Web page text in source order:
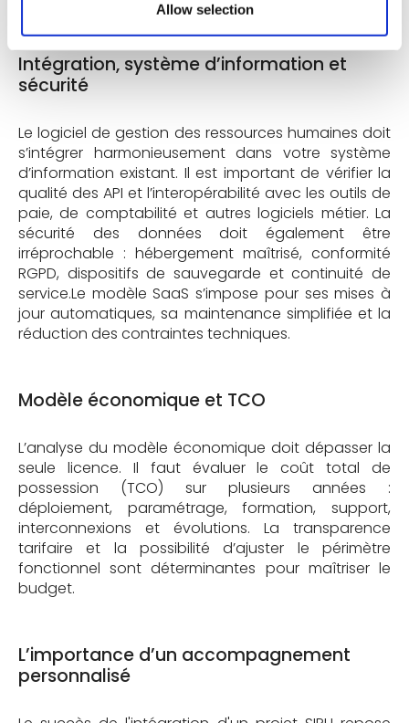
Allow selection
Intégration, système d’information et
sécurité
Le logiciel de gestion des ressources humaines doit
s’intégrer harmonieusement dans votre système
d’information existant. Il est important de vérifier la
qualité des API et l’interopérabilité avec les outils de
paie, de comptabilité et autres logiciels métier. La
sécurité des données doit également être
irréprochable : hébergement maîtrisé, conformité
RGPD, dispositifs de sauvegarde et continuité de
service.Le modèle SaaS s’impose pour ses mises à
jour automatiques, sa maintenance simplifiée et la
réduction des contraintes techniques.
Modèle économique et TCO
L’analyse du modèle économique doit dépasser la
seule licence. Il faut évaluer le coût total de
possession (TCO) sur plusieurs années :
déploiement, paramétrage, formation, support,
interconnexions et évolutions. La transparence
tarifaire et la possibilité d’ajuster le périmètre
fonctionnel sont déterminantes pour maîtriser le
budget.
L’importance d’un accompagnement
personnalisé